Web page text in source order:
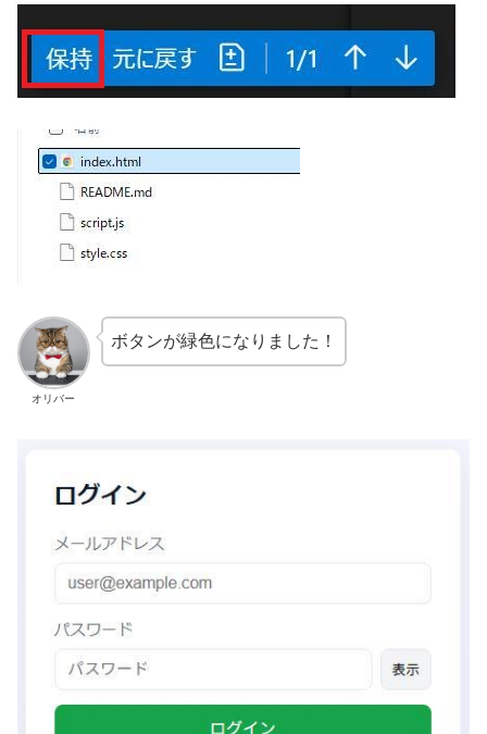
オリバー
ボタンが緑色になりました！